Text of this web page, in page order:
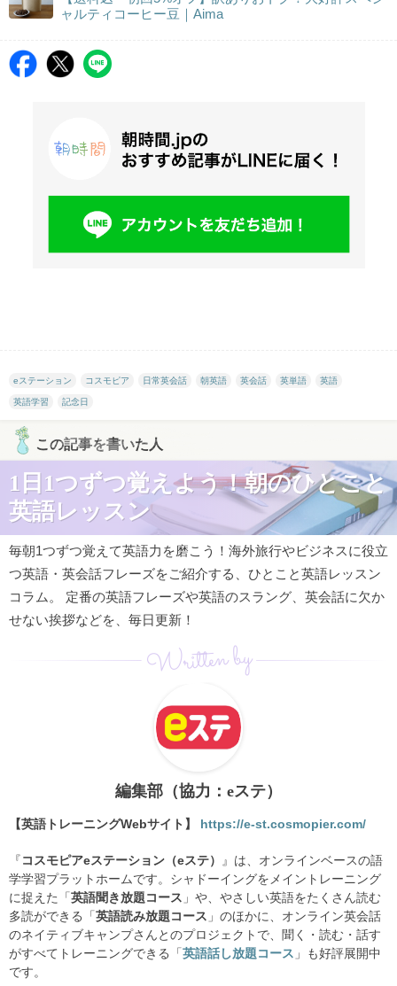
ャルティコーヒー豆｜Aima
eステーション コスモピア 日常英会話 朝英語 英会話 英単語 英語
英語学習 記念日
この記事を書いた人
1日1つずつ覚えよう！朝のひとこと
英語レッスン
毎朝1つずつ覚えて英語力を磨こう！海外旅行やビジネスに役立
つ英語・英会話フレーズをご紹介する、ひとこと英語レッスン
コラム。 定番の英語フレーズや英語のスラング、英会話に欠か
せない挨拶などを、毎日更新！
Written by
編集部（協力：eステ）
【英語トレーニングWebサイト】 https://e-st.cosmopier.com/
『 コスモピアeステーション（eステ）
』は、オンラインベースの語
学学習プラットホームです。シャドーイングをメイントレーニング
に捉えた「 英語聞き放題コース 」や、やさしい英語をたくさん読む
多読ができる「 英語読み放題コース 」のほかに、オンライン英会話
のネイティブキャンプさんとのプロジェクトで、聞く・読む・話す
がすべてトレーニングできる「 英語話し放題コース 」も好評展開中
です。